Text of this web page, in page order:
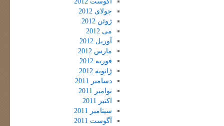
جولای 2012
ژوئن 2012
می 2012
آوریل 2012
مارس 2012
فوریه 2012
ژانویه 2012
دسامبر 2011
نوامبر 2011
اکتبر 2011
سپتامبر 2011
آگوست 2011